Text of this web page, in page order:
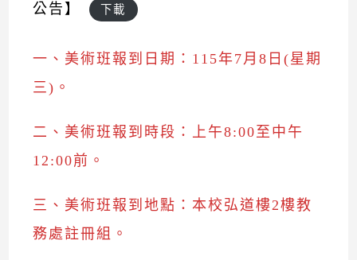
公告】
下載
一、美術班報到日期：115年7月8日(星期
三)。
二、美術班報到時段：上午8:00至中午
12:00前。
三、美術班報到地點：本校弘道樓2樓教
務處註冊組。